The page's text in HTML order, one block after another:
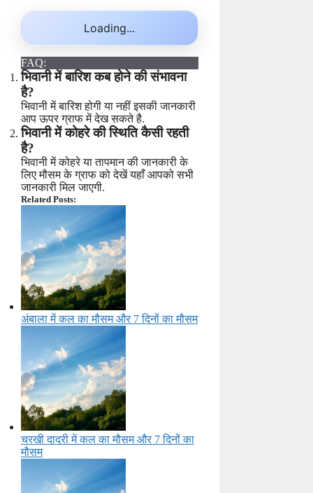
Loading...
FAQ:
भिवानी में बारिश कब होने की संभावना
है?
भिवानी में बारिश होगी या नहीं इसकी जानकारी
आप ऊपर ग्राफ में देख सकते है.
भिवानी में कोहरे की स्थिति कैसी रहती
है?
भिवानी में कोहरे या तापमान की जानकारी के
लिए मौसम के ग्राफ को देखें यहाँ आपको सभी
जानकारी मिल जाएगी.
Related Posts:
अंबाला में कल का मौसम और 7 दिनों का मौसम
चरखी दादरी में कल का मौसम और 7 दिनों का
मौसम